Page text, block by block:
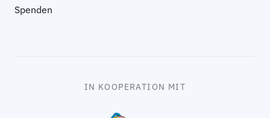
Spenden
IN KOOPERATION MIT